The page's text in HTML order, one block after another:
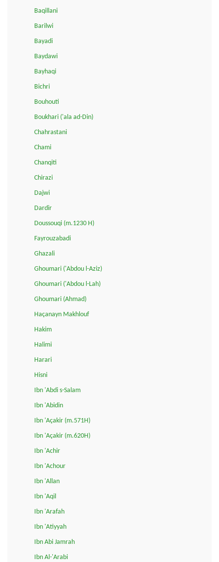
Baqillani
Barilwi
Bayadi
Baydawi
Bayhaqi
Bichri
Bouhouti
Boukhari ('ala ad-Din)
Chahrastani
Chami
Chanqiti
Chirazi
Dajwi
Dardir
Doussouqi (m.1230 H)
Fayrouzabadi
Ghazali
Ghoumari ('Abdou l-Aziz)
Ghoumari ('Abdou l-Lah)
Ghoumari (Ahmad)
Haçanayn Makhlouf
Hakim
Halimi
Harari
Hisni
Ibn 'Abdi s-Salam
Ibn 'Abidin
Ibn 'Açakir (m.571H)
Ibn 'Açakir (m.620H)
Ibn 'Achir
Ibn 'Achour
Ibn 'Allan
Ibn 'Aqil
Ibn 'Arafah
Ibn 'Atiyyah
Ibn Abi Jamrah
Ibn Al-'Arabi